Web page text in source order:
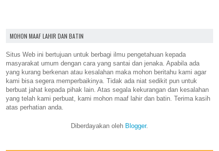
MOHON MAAF LAHIR DAN BATIN
Situs Web ini bertujuan untuk berbagi ilmu pengetahuan kepada
masyarakat umum dengan cara yang santai dan jenaka. Apabila ada
yang kurang berkenan atau kesalahan maka mohon beritahu kami agar
kami bisa segera memperbaikinya. Tidak ada niat sedikit pun untuk
berbuat jahat kepada pihak lain. Atas segala kekurangan dan kesalahan
yang telah kami perbuat, kami mohon maaf lahir dan batin. Terima kasih
atas perhatian anda.
Diberdayakan oleh Blogger.